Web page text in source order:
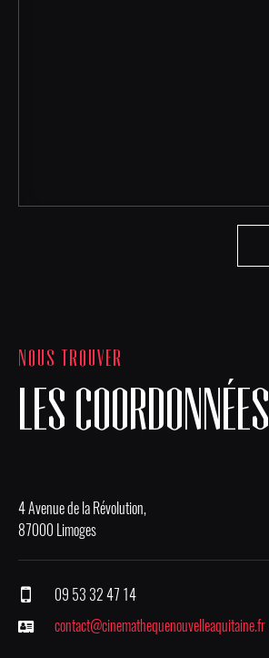
NOUS TROUVER
LES COORDONNÉES
4 Avenue de la Révolution,
87000 Limoges
09 53 32 47 14
contact@cinemathequenouvelleaquitaine.fr